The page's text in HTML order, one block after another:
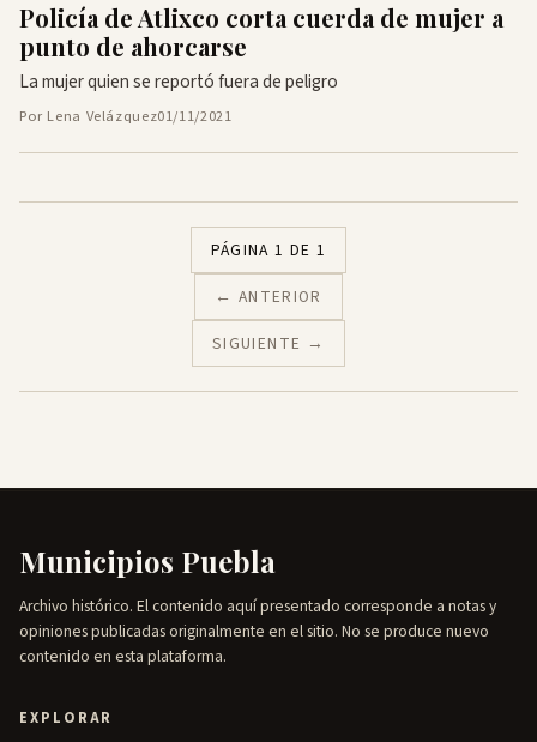
Policía de Atlixco corta cuerda de mujer a
punto de ahorcarse
La mujer quien se reportó fuera de peligro
Por Lena Velázquez01/11/2021
← ANTERIOR
PÁGINA 1 DE 1
SIGUIENTE →
Municipios Puebla
Archivo histórico. El contenido aquí presentado corresponde a notas y
opiniones publicadas originalmente en el sitio. No se produce nuevo
contenido en esta plataforma.
EXPLORAR